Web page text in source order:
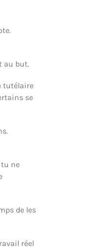
au but.
tutélaire
se
tu ne
de les
réel